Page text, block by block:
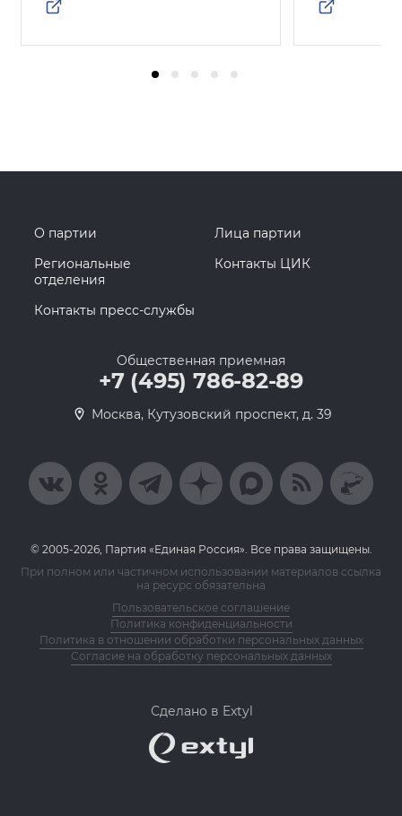
О партии
Лица партии
Региональные
отделения
Контакты ЦИК
Контакты пресс-службы
Общественная приемная
+7 (495) 786-82-89
Москва, Кутузовский проспект, д. 39
© 2005-2026, Партия «Единая Россия». Все права защищены.
При полном или частичном использовании материалов ссылка
на ресурс обязательна
Пользовательское соглашение
Политика конфиденциальности
Политика в отношении обработки персональных данных
Согласие на обработку персональных данных
Сделано в Extyl